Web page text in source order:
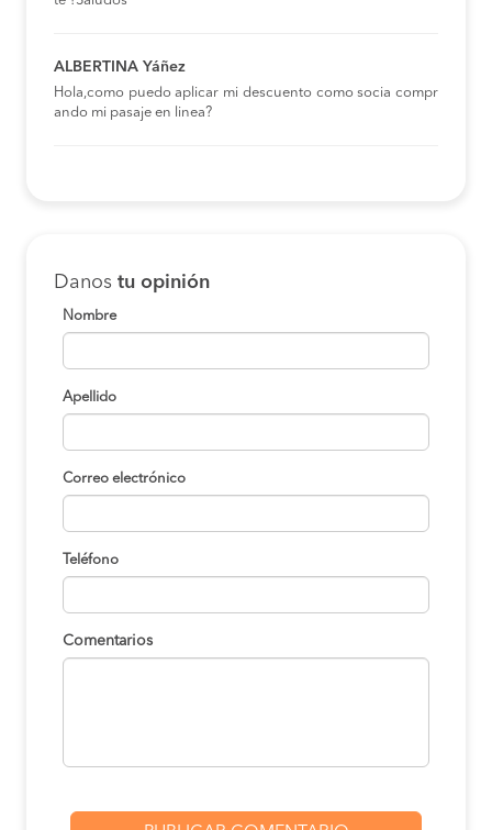
ALBERTINA Yáñez
Hola,como puedo aplicar mi descuento como socia compr
ando mi pasaje en linea?
Danos tu opinión
Nombre
Apellido
Correo electrónico
Teléfono
Comentarios